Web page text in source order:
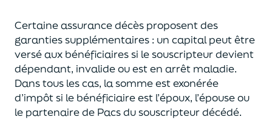
Certaine assurance décès proposentdes
garanties supplémentaires : un capitalpeut être
versé aux bénéficiaires si le souscripteur devient
dépendant, invalide ouest en arrêt maladie.
Dans tous les cas, la somme est exonérée
d’impôt si le bénéficiaire est l’époux, l’épouse ou
le partenaire de Pacsdu souscripteur décédé.